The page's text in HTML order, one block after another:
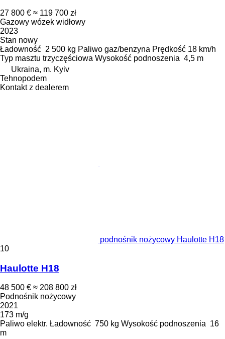
27 800 € ≈ 119 700 zł
Gazowy wózek widłowy
2023
Stan nowy
Ładowność 2 500 kg Paliwo gaz/benzyna Prędkość 18 km/h
Typ masztu trzyczęściowa Wysokość podnoszenia 4,5 m
Ukraina, m. Kyiv
Tehnopodem
Kontakt z dealerem
podnośnik nożycowy Haulotte H18
10
Haulotte H18
48 500 € ≈ 208 800 zł
Podnośnik nożycowy
2021
173 m/g
Paliwo elektr. Ładowność 750 kg Wysokość podnoszenia 16
m